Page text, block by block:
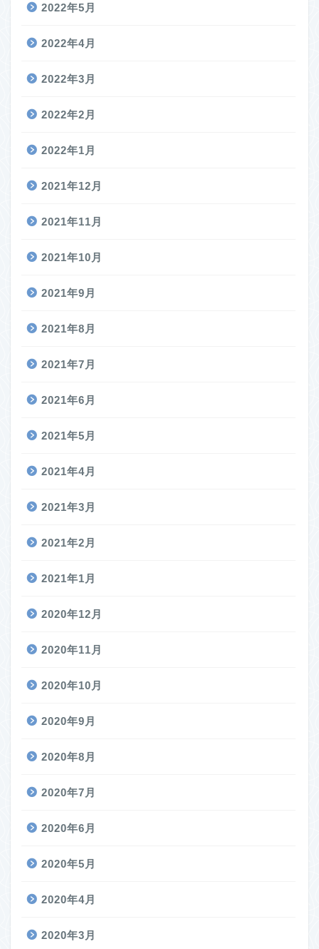
2022年5月
2022年4月
2022年3月
2022年2月
2022年1月
2021年12月
2021年11月
2021年10月
2021年9月
2021年8月
2021年7月
2021年6月
2021年5月
2021年4月
2021年3月
2021年2月
2021年1月
2020年12月
2020年11月
2020年10月
2020年9月
2020年8月
2020年7月
2020年6月
2020年5月
2020年4月
2020年3月